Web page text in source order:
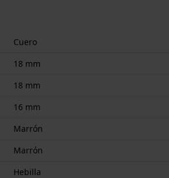
Cuero
18 mm
18 mm
16 mm
Marrón
Marrón
Hebilla